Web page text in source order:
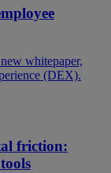
whitepaper,
(DEX).
friction: